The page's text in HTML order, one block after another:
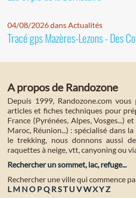
04/08/2026 dans Actualités
Tracé gps Mazères-Lezons - Des
A propos de Randozone
Depuis 1999, Randozone.com
articles et fiches techniques pour
France (Pyrénées, Alpes, Vosges...)
Maroc, Réunion...) : spécialisé dans
le trekking, nous donnons aussi
raquettes à neige, vtt, canyoning ou
Rechercher un sommet, lac, refuge...
Rechercher une ville qui commence
L M NO PQ RST U VWXYZ